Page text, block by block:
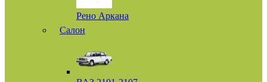
Рено Аркана
Салон